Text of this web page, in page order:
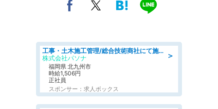
＞
工事・土木施工管理/総合技術商社にて施工管理のお仕事/即日勤務可/車通勤可/工事・土木施工管理/生産・品質管理
株式会社パソナ
福岡県 北九州市
時給1,506円
正社員
スポンサー：求人ボックス